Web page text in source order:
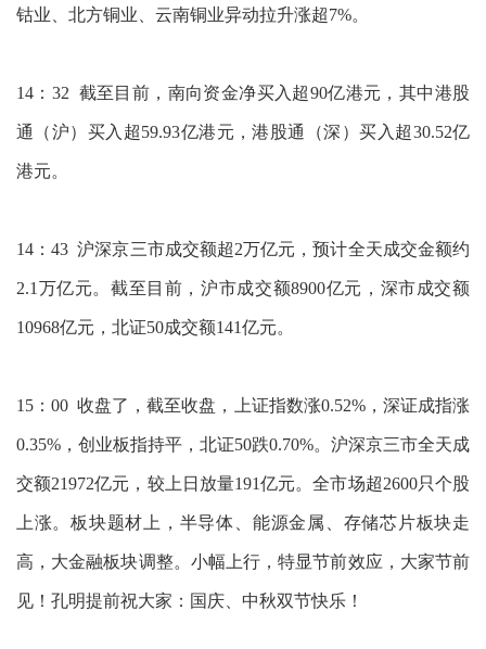
钴业、北方铜业、云南铜业异动拉升涨超7%。
14：32 截至目前，南向资金净买入超90亿港元，其中港股
通（沪）买入超59.93亿港元，港股通（深）买入超30.52亿
港元。
14：43 沪深京三市成交额超2万亿元，预计全天成交金额约
2.1万亿元。截至目前，沪市成交额8900亿元，深市成交额
10968亿元，北证50成交额141亿元。
15：00 收盘了，截至收盘，上证指数涨0.52%，深证成指涨
0.35%，创业板指持平，北证50跌0.70%。沪深京三市全天成
交额21972亿元，较上日放量191亿元。全市场超2600只个股
上涨。板块题材上，半导体、能源金属、存储芯片板块走
高，大金融板块调整。小幅上行，特显节前效应，大家节前
见！孔明提前祝大家：国庆、中秋双节快乐！